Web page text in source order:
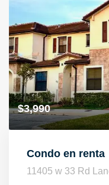
$3,990
Condo en renta
11405 w 33 Rd